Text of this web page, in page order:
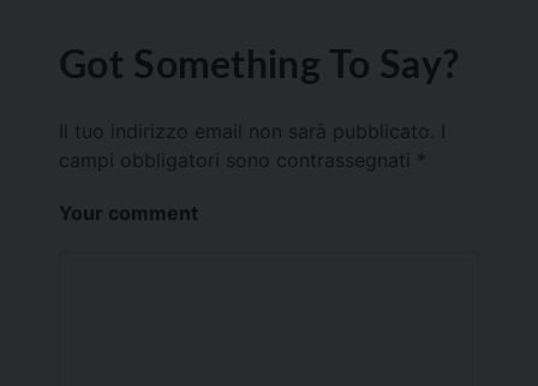
Got Something To Say?
Il tuo indirizzo email non sarà pubblicato.
campi obbligatori sono contrassegnati *
Your comment